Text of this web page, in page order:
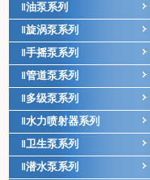
油泵系列
旋涡泵系列
手摇泵系列
管道泵系列
多级泵系列
水力喷射器系列
卫生泵系列
潜水泵系列